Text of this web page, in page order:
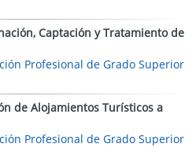
Captación y Tratamiento de
Profesional de Grado Superior
de Alojamientos Turísticos a
Profesional de Grado Superior